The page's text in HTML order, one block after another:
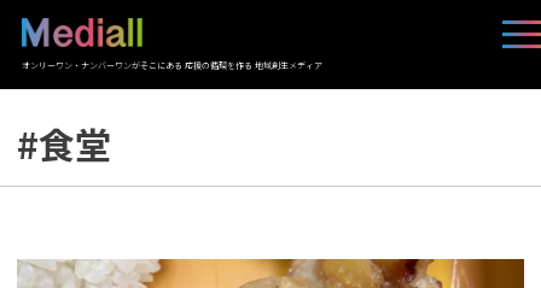
オンリーワン・ナンバーワンがそこにある 応援の循環を作る 地域創生メディア
#食堂